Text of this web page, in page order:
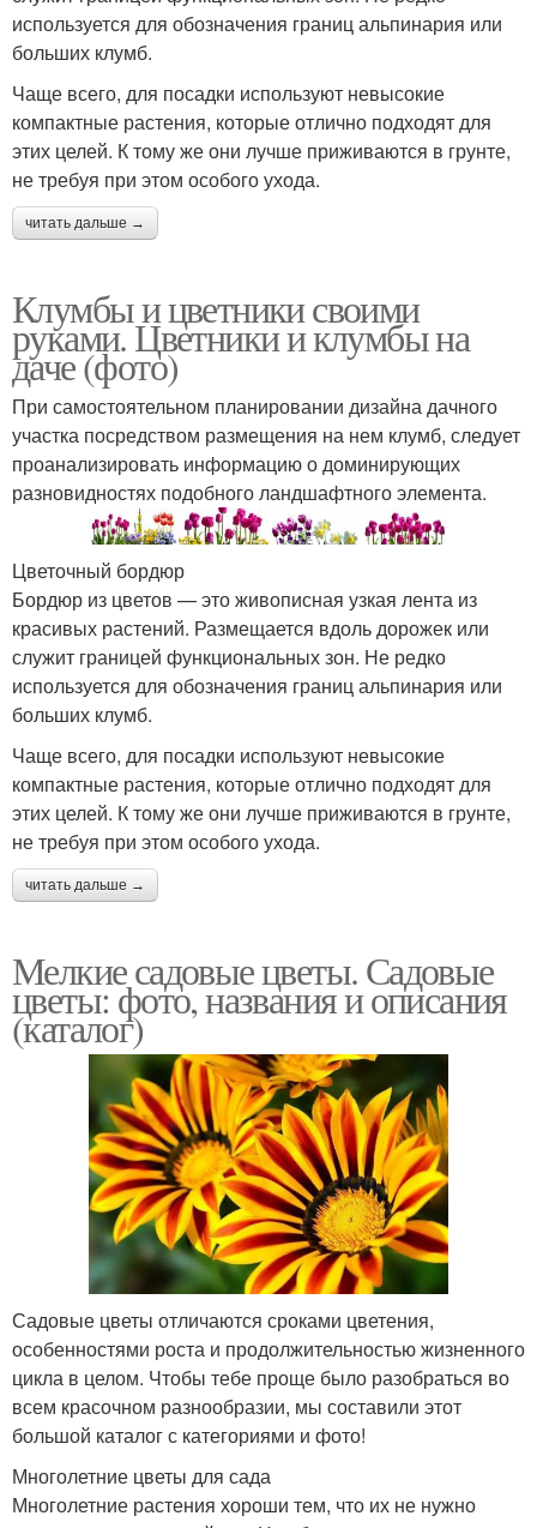
используется для обозначения границ альпинария или
больших клумб.
Чаще всего, для посадки используют невысокие
компактные растения, которые отлично подходят для
этих целей. К тому же они лучше приживаются в грунте,
не требуя при этом особого ухода.
читать дальше →
Клумбы и цветники своими
руками. Цветники и клумбы на
даче (фото)
При самостоятельном планировании дизайна дачного
участка посредством размещения на нем клумб, следует
проанализировать информацию о доминирующих
разновидностях подобного ландшафтного элемента.
Цветочный бордюр
Бордюр из цветов — это живописная узкая лента из
красивых растений. Размещается вдоль дорожек или
служит границей функциональных зон. Не редко
используется для обозначения границ альпинария или
больших клумб.
Чаще всего, для посадки используют невысокие
компактные растения, которые отлично подходят для
этих целей. К тому же они лучше приживаются в грунте,
не требуя при этом особого ухода.
читать дальше →
Мелкие садовые цветы. Садовые
цветы: фото, названия и описания
(каталог)
Садовые цветы отличаются сроками цветения,
особенностями роста и продолжительностью жизненного
цикла в целом. Чтобы тебе проще было разобраться во
всем красочном разнообразии, мы составили этот
большой каталог с категориями и фото!
Многолетние цветы для сада
Многолетние растения хороши тем, что их не нужно